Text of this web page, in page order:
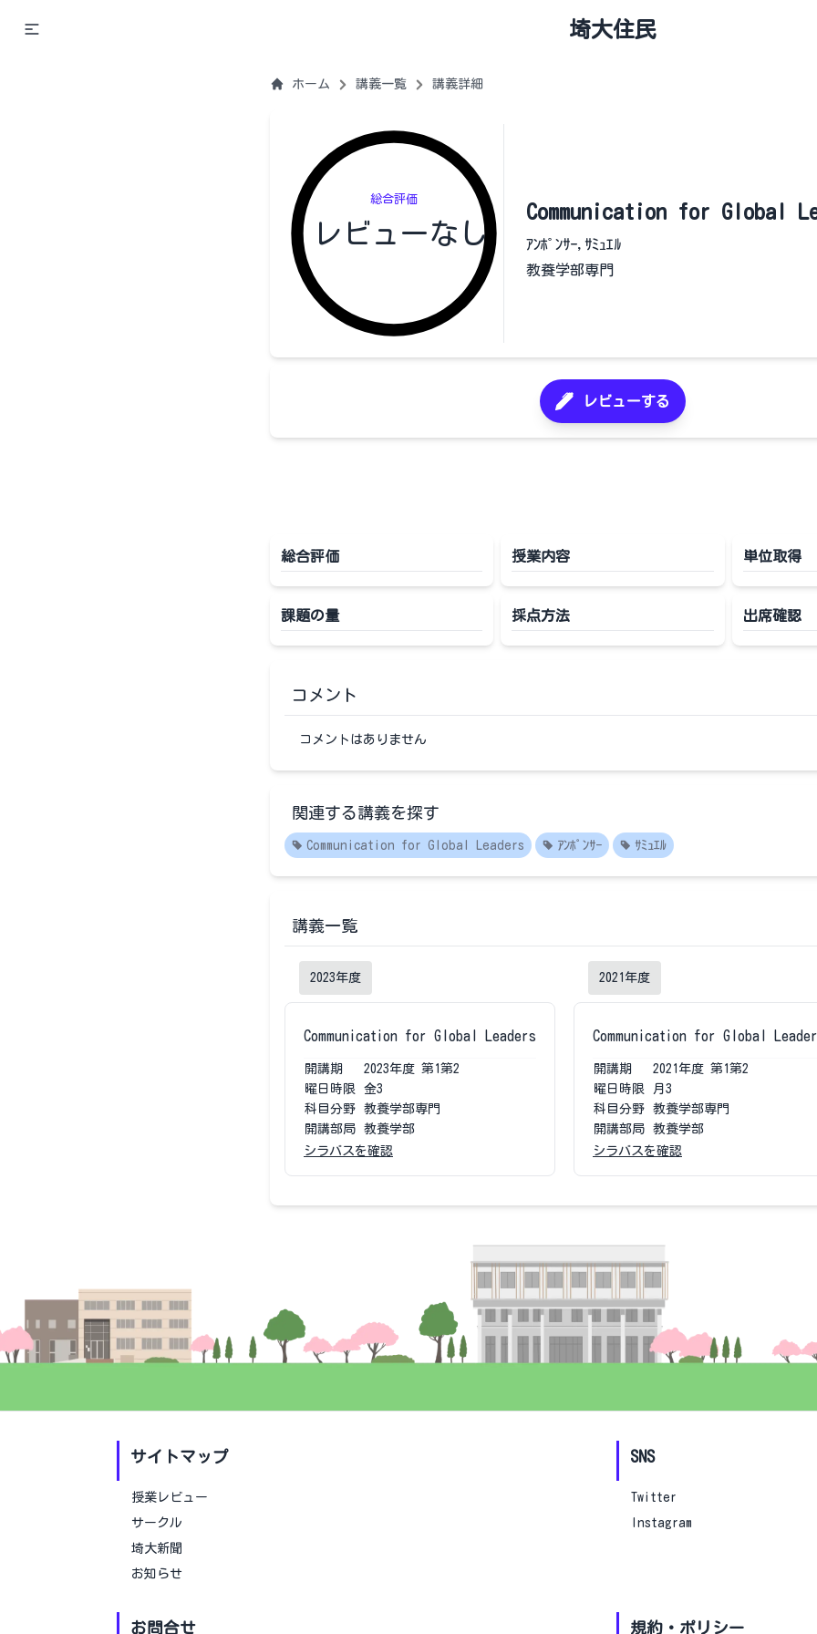
埼大住民
ホーム 講義一覧 講義詳細
総合評価
レビューなし
Communication for Global
ｱﾝﾎﾟﾝｻｰ,ｻﾐｭｴﾙ
教養学部専門
レビューする
総合評価 授業内容 単位取得
課題の量 採点方法 出席確認
コメント
コメントはありません
関連する講義を探す
Communication for Global Leaders ｱﾝﾎﾟﾝｻｰ ｻﾐｭｴﾙ
講義一覧
2023年度
Communication for Global Leaders
開講期 2023年度 第1第2
曜日時限
金3
科目分野
教養学部専門
開講部局
教養学部
シラバスを確認
2021 年度
Communication for Global
開講期 2021 年度 第1第2
曜日時限
月3
科目分野
教養学部専門
開講部局
教養学部
シラバスを確認
サイトマップ
授業レビュー
サークル
埼大新聞
お知らせ
SNS
Twitter
Instagram
お問合せ 規約・ポリシー